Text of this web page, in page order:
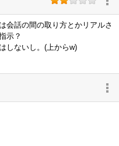
会話の間の取り方とかリアルさ
示？
しないし。(上からw)